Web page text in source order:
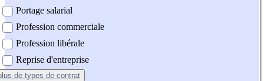
Portage salarial
Profession commerciale
Profession libérale
Reprise d'entreprise
de types de contrat